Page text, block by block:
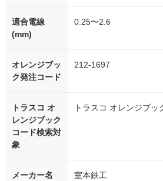
適合電線
(mm)
0.25〜2.6
オレンジブッ
ク発注コード
212-1697
トラスコ オ
レンジブック
コード検索対
象
トラスコ オレンジブ
メーカー名 室本鉄工